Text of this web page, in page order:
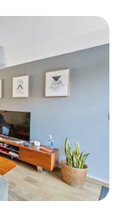
„Odabrali gosti”